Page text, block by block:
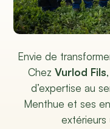
Envie de
Chez Vurlod Fils
d’expertise au
Menthue et ses
extérieurs